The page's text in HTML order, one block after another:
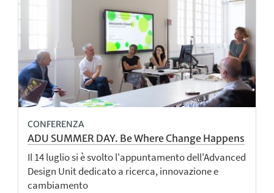
CONFERENZA
ADU SUMMER DAY. Be Where Change Happens
Il 14 luglio si è svolto l'appuntamento dell'Advanced
Design Unit dedicato a ricerca, innovazione e
cambiamento